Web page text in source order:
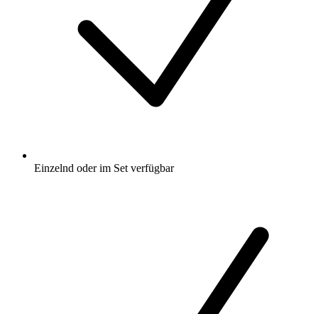
Einzelnd oder im Set verfügbar